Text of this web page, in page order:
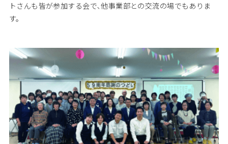
トさんも皆が参加する会で､他事業部との交流の場でもありま
す。